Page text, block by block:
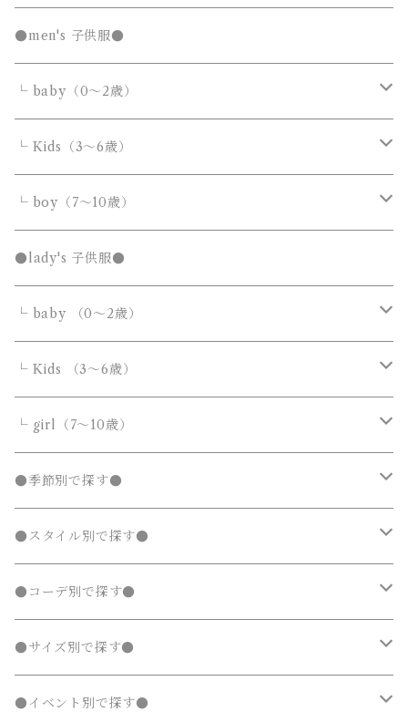
発表会セール
●men's 子供服●
└ baby（0～2歳）
カバーオール・ロンパース
サロペット・オーバーオール
トップス
Tシャツ・カットソー
シャツ・ブラウス
ジャージ
タンクトップ
ボトムス
デニムパンツ
スウェットパンツ
アウター
ダウンジャケット・コート
ノーカラージャケット
ポンチョ
チェスターコート
靴・小物
靴
靴下
フォーマルスーツ
水着
ラッシュガード
└ Kids（3～6歳）
トップス
Tシャツ・カットソー
シャツ・ブラウス
ジャージ
タンクトップ
ボトムス
デニムパンツ
スウェットパンツ
アウター
ダウンジャケット・コート
ノーカラージャケット
ポンチョ
チェスターコート
フォーマルスーツ
靴・小物
靴
靴下
オールインワン
サロペット・オーバーオール
水着
ラッシュガード
└ boy（7～10歳）
トップス
Tシャツ・カットソー
シャツ・ブラウス
ジャージ
タンクトップ
ボトムス
デニムパンツ
スウェットパンツ
アウター
ダウンジャケット・コート
ノーカラージャケット
ポンチョ
フォーマルスーツ
靴・小物
靴
靴下
オールインワン
サロペット・オーバーオール
水着
ラッシュガード
●lady's 子供服●
└ baby （0～2歳）
カバーオール・ロンパース
サロペット・オーバーオール
トップス
Tシャツ・カットソー
シャツ・ブラウス
ボトムス
スカート
デニムスカート
アウター
ダウンジャケット・コート
ノーカラージャケット
発表会 ドレス
半袖
長袖
フォーマルスーツ
スカート セットアップ
靴・小物
└ Kids （3～6歳）
トップス
Tシャツ・カットソー
シャツ・ブラウス
ワンピース
シャツワンピース
ジャンパースカート
ボトムス
スカート
デニムスカート
アウター
ダウンジャケット・コート
ノーカラージャケット
発表会 ドレス
半袖
フォーマルスーツ
└ girl（7～10歳）
トップス
Tシャツ・カットソー
シャツ・ブラウス
ワンピース
シャツワンピース
ジャンパースカート
ボトムス
スカート
デニムスカート
アウター
ダウンジャケット・コート
発表会 ドレス
●季節別で探す●
春
夏
秋
冬
●スタイル別で探す●
ナチュラル 子供服
フェミニン 子供服
マニッシュ 子供服
●コーデ別で探す●
兄弟・姉妹コーデ
親子コーデ
●サイズ別で探す●
70～90cm
●イベント別で探す●